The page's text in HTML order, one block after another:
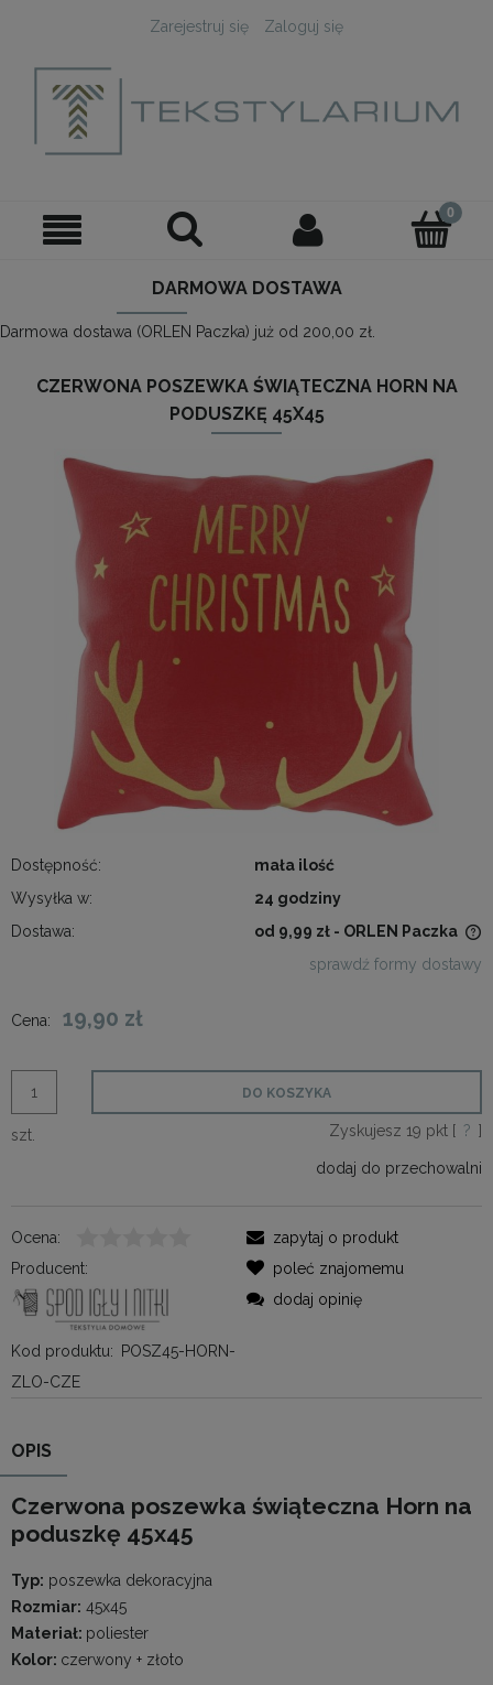
Zarejestruj się Zaloguj się
DARMOWA DOSTAWA
Darmowa dostawa (ORLEN Paczka) już od 200,00 zł.
CZERWONA POSZEWKA ŚWIĄTECZNA HORN NA
PODUSZKĘ 45X45
Dostępność:
mała ilość
Wysyłka w:
24 godziny
Dostawa:
od 9,99 zł - ORLEN Paczka
sprawdź formy dostawy
Cena: 19,90 zł
szt.
DO KOSZYKA
Zyskujesz 19 pkt [ ? ]
dodaj do przechowalni
Ocena:
Producent:
Kod produktu:
POSZ45-HORN-
ZLO-CZE
zapytaj o produkt
poleć znajomemu
dodaj opinię
OPIS
Czerwona poszewka świąteczna Horn na
poduszkę 45x45
Typ: poszewka dekoracyjna
Rozmiar: 45x45
Materiał: poliester
Kolor: czerwony + złoto